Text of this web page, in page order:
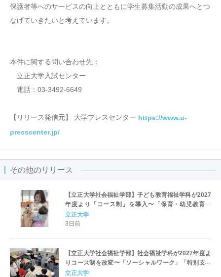
保護者等へのサービスの向上とともに学生募集活動の成果へとつ
なげていきたいと考えています。
本件に関する問い合わせ先：
立正大学入試センター
電話：03-3492-6649
【リリース発信元】 大学プレスセンター https://www.u-
presscenter.jp/
その他のリリース
【立正大学社会福祉学部】子ども教育福祉学科が2027
年度より「コース制」を導入〜「保育・幼児教育」
「初等教育」「子ども心理」の3コースを新設し、目指
すキャリアと学びを明確化〜
立正大学
3日前
【立正大学社会福祉学部】社会福祉学科が2027年度よ
りコース制を改変〜「ソーシャルワーク」「特別支援
教育」「社会デザイン」の3コースへ再編、目指すキャ
立正大学